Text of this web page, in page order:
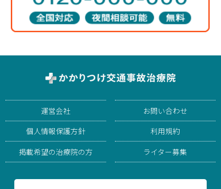
運営会社
個人情報保護方針
掲載希望の治療院の方
お問い合わせ
利用規約
ライター募集